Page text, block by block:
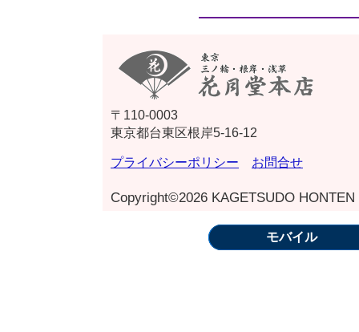
〒110-0003
東京都台東区根岸5-16-12
プライバシーポリシー お問合せ
Copyright©2026 KAGETSUDO
モバイル